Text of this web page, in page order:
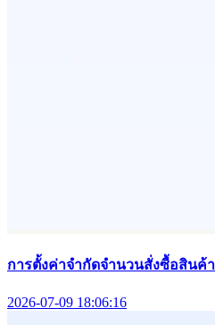
การตั้งค่าจำกัดจำนวนสั่งซื้อสินค้
2026-07-09 18:06:16